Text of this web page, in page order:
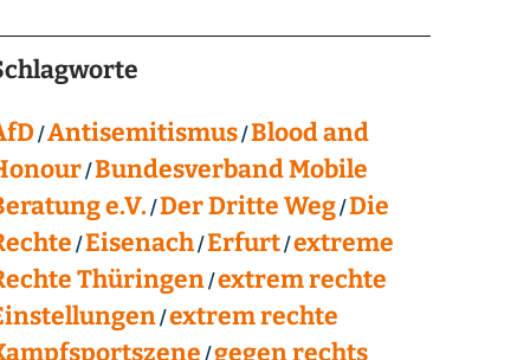
Antisemitismus Blood and
Bundesverband Mobile
e.V. Der Dritte Weg Die
Eisenach Erfurt extreme
Thüringen extrem rechte
extrem rechte
gegen rechts